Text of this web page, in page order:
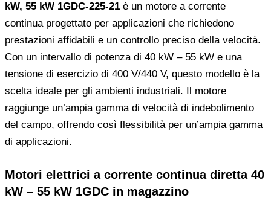
kW, 55 kW 1GDC-225-21 è un motore a corrente
continua progettato per applicazioni che richiedono
prestazioni affidabili e un controllo preciso della velocità.
Con un intervallo di potenza di 40 kW – 55 kW e una
tensione di esercizio di 400 V/440 V, questo modello è la
scelta ideale per gli ambienti industriali. Il motore
raggiunge un’ampia gamma di velocità di indebolimento
del campo, offrendo così flessibilità per un’ampia gamma
di applicazioni.
Motori elettrici a corrente continua diretta 40
kW – 55 kW 1GDC in magazzino